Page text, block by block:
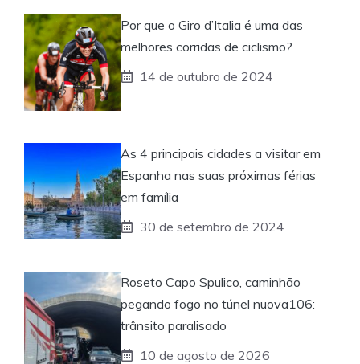
Por que o Giro d’Italia é uma das
melhores corridas de ciclismo?
14 de outubro de 2024
As 4 principais cidades a visitar em
Espanha nas suas próximas férias
em família
30 de setembro de 2024
Roseto Capo Spulico, caminhão
pegando fogo no túnel nuova106:
trânsito paralisado
10 de agosto de 2026